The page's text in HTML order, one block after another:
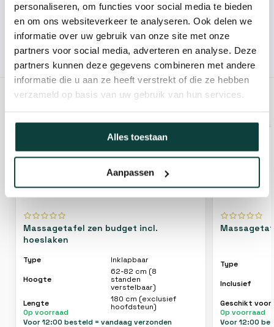
personaliseren, om functies voor social media te bieden
en om ons websiteverkeer te analyseren. Ook delen we
informatie over uw gebruik van onze site met onze
partners voor social media, adverteren en analyse. Deze
partners kunnen deze gegevens combineren met andere
informatie die u aan ze heeft verstrekt of die ze hebben
verzameld op basis van uw gebruik van hun services.
Alles toestaan
Aanpassen
info@heebra.com
Hovenier of klusbedrijf? Neem contact met ons op voor
10% korting!
Massagetafel zen budget incl.
hoeslaken
Type
Inklapbaar
Hoogte
62-82 cm (8
standen
verstelbaar)
Lengte
180 cm (exclusief
hoofdsteun)
Op voorraad
Voor 12:00 besteld = vandaag verzonden
Type
Inclusief
Geschikt voor
Op voorraad
Voor 12:00